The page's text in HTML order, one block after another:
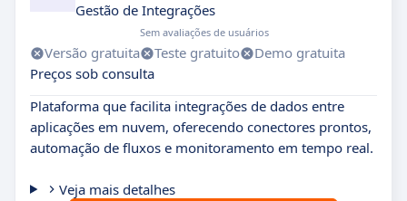
Gestão de Integrações
Sem avaliações de usuários
Versão gratuita Teste gratuito
Demo gratuita
Preços sob consulta
Plataforma que facilita integrações de dados entre
aplicações em nuvem, oferecendo conectores prontos,
automação de fluxos e monitoramento em tempo real.
Veja mais detalhes